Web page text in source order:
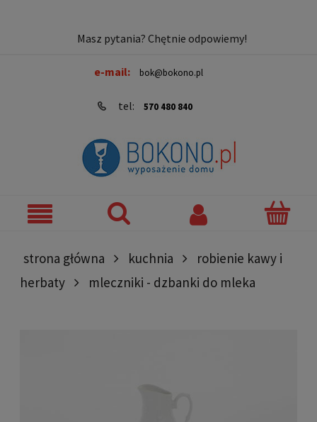
Masz pytania? Chętnie odpowiemy!
e-mail: bok@bokono.pl
tel: 570 480 840
strona główna kuchnia
robienie kawy i
herbaty
mleczniki - dzbanki do mleka